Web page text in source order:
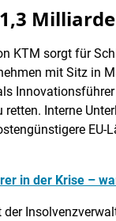
KTM sorgt für
mit Sitz in
retten. Interne
EU-
in der Krise –